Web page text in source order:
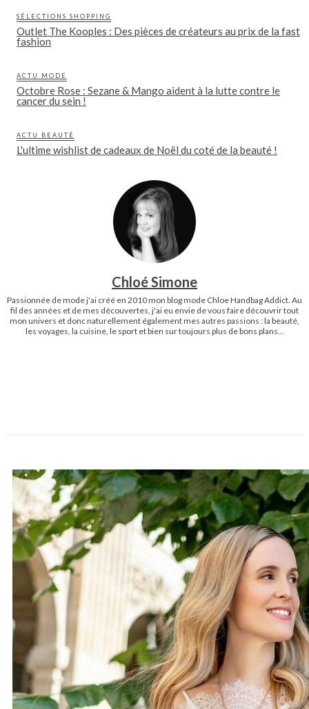
SÉLECTIONS SHOPPING
Outlet The Kooples : Des pièces de créateurs au prix de la fast
fashion
ACTU MODE
Octobre Rose : Sezane & Mango aident à la lutte contre le
cancer du sein !
ACTU BEAUTÉ
L'ultime wishlist de cadeaux de Noël du coté de la beauté !
Chloé Simone
Passionnée de mode j'ai créé en 2010 mon blog mode Chloe Handbag Addict. Au
fil des années et de mes découvertes, j'ai eu envie de vous faire découvrir tout
mon univers et donc naturellement également mes autres passions : la beauté,
les voyages, la cuisine, le sport et bien sur toujours plus de bons plans...